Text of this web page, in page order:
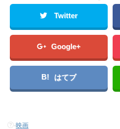
Twitter
Google+
B! はてブ
-映画